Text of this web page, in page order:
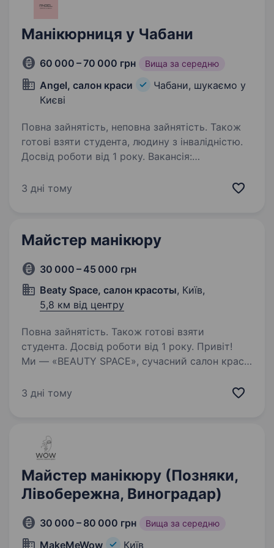
Манікюрниця у Чабани
60 000 – 70 000 грн Вища за середню
Angel, салон краси
Чабани, шукаємо у
Києві
Повна зайнятість, неповна зайнятість. Також
готові взяти студента, людину з інвалідністю.
Досвід роботи від 1 року. Вакансія:
відповідальну та талановиту манікюрницю
3 дні тому
Майстер манікюру
30 000 – 45 000 грн
Beaty Space, салон красоты, Київ,
5,8 км від центру
Повна зайнятість. Також готові взяти
студента. Досвід роботи від 1 року. Привіт!
Ми — «BEAUTY SPACE», сучасний салон краси
особливим. Наша команда створює не просто
3 дні тому
Майстер манікюру (Позняки,
Лівобережна, Виноградар)
30 000 – 80 000 грн Вища за середню
MakeMeWow Київ